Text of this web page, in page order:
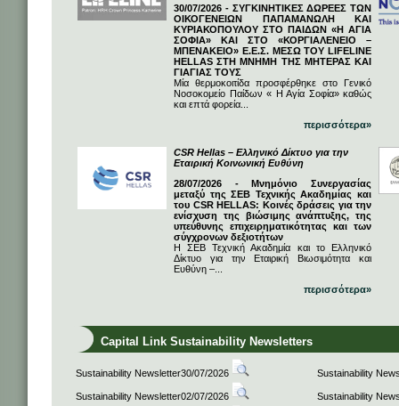
30/07/2026 - ΣΥΓΚΙΝΗΤΙΚΕΣ ΔΩΡΕΕΣ ΤΩΝ
ΟΙΚΟΓΕΝΕΙΩΝ ΠΑΠΑΜΑΝΩΛΗ ΚΑΙ
ΚΥΡΙΑΚΟΠΟΥΛΟΥ ΣΤΟ ΠΑΙΔΩΝ «Η ΑΓΙΑ
ΣΟΦΙΑ» ΚΑΙ ΣΤΟ «ΚΟΡΓΙΑΛΕΝΕΙΟ –
ΜΠΕΝΑΚΕΙΟ» Ε.Ε.Σ. ΜΕΣΩ ΤΟΥ LIFELINE
HELLAS ΣΤΗ ΜΝΗΜΗ ΤΗΣ ΜΗΤΕΡΑΣ ΚΑΙ
ΓΙΑΓΙΑΣ ΤΟΥΣ
Μία θερμοκοιτίδα προσφέρθηκε στο Γενικό
Νοσοκομείο Παίδων « Η Αγία Σοφία» καθώς
και επτά φορεία...
περισσότερα»
CSR Hellas – Ελληνικό Δίκτυο για την
Εταιρική Κοινωνική Ευθύνη
28/07/2026 - Μνημόνιο Συνεργασίας
μεταξύ της ΣΕΒ Τεχνικής Ακαδημίας και
του CSR HELLAS: Κοινές δράσεις για την
ενίσχυση της βιώσιμης ανάπτυξης, της
υπεύθυνης επιχειρηματικότητας και των
σύγχρονων δεξιοτήτων
Η ΣΕΒ Τεχνική Ακαδημία και το Ελληνικό
Δίκτυο για την Εταιρική Βιωσιμότητα και
Ευθύνη –...
περισσότερα»
Capital Link Sustainability Newsletters
Sustainability Newsletter30/07/2026 Sustainability
Sustainability Newsletter02/07/2026 Sustainability